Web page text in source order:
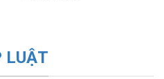
LUẬT